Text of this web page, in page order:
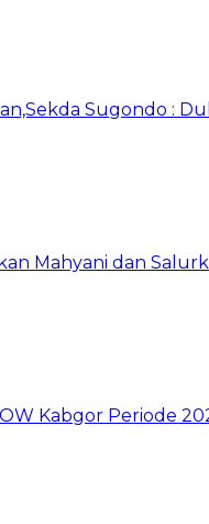
Sugondo :
Mahyani dan
Kabgor Periode